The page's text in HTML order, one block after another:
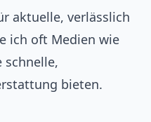
aktuelle, verlässlich
ich oft Medien wie
schnelle,
bieten.